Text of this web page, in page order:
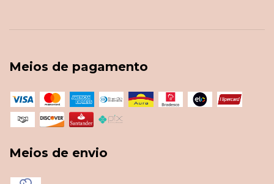
Meios de pagamento
Meios de envio